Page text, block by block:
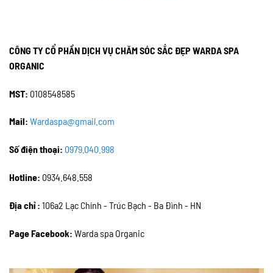
CÔNG TY CỔ PHẦN DỊCH VỤ CHĂM SÓC SẮC ĐẸP WARDA SPA
ORGANIC
MST: 0108548585
Mail: Wardaspa@gmail.com
Số điện thoại: 0979.040.998
Hotline: 0934.648.558
Địa chỉ : 106a2 Lạc Chính - Trúc Bạch - Ba Đình - HN
Page Facebook: Warda spa Organic